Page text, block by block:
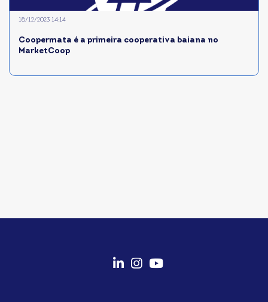
Coopermata é a primeira cooperativa baiana no
MarketCoop
18/12/2023 14:14